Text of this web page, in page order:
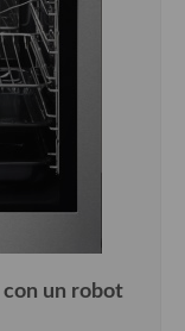
con un robot